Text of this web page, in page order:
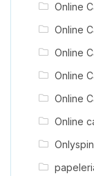
Online
Online
Online
Online
Online
Online